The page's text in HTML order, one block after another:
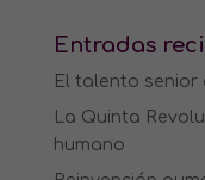
Entradas
El talento senior
La Quinta
humano